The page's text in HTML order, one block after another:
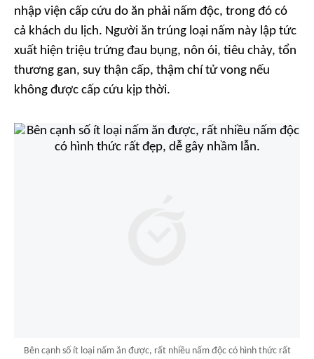
nhập viện cấp cứu do ăn phải nấm độc, trong đó có
cả khách du lịch. Người ăn trúng loại nấm này lập tức
xuất hiện triệu trứng đau bụng, nôn ói, tiêu chảy, tổn
thương gan, suy thận cấp, thậm chí tử vong nếu
không được cấp cứu kịp thời.
Bên cạnh số ít loại nấm ăn được, rất nhiều nấm độc có hình thức rất